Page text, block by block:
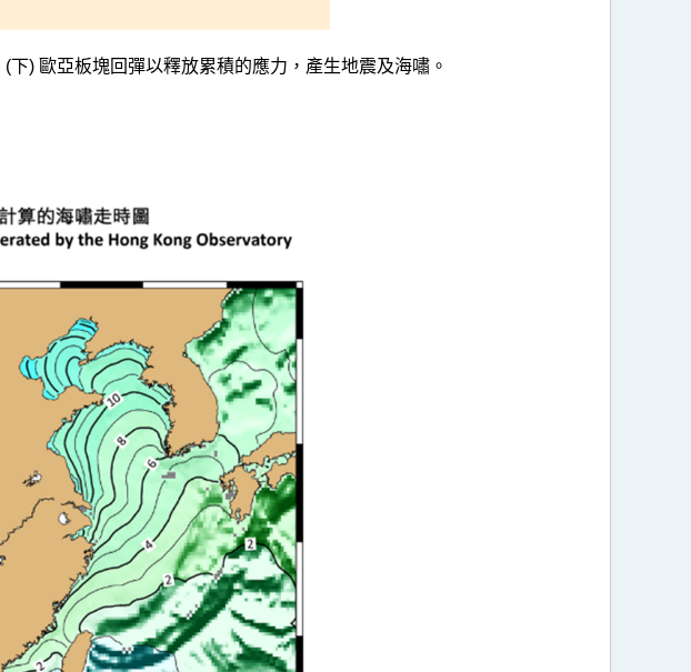
) 歐亞板塊回彈以釋放累積的應力，產生地震及海嘯。